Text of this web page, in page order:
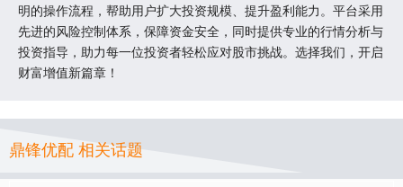
明的操作流程，帮助用户扩大投资规模、提升盈利能力。平台采用
先进的风险控制体系，保障资金安全，同时提供专业的行情分析与
投资指导，助力每一位投资者轻松应对股市挑战。选择我们，开启
财富增值新篇章！
鼎锋优配 相关话题